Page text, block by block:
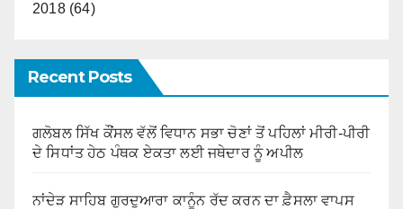
2018 (64)
Recent Posts
ਗਲੋਬਲ ਸਿੱਖ ਕੌਂਸਲ ਵੱਲੋਂ ਵਿਧਾਨ ਸਭਾ ਚੋਣਾਂ ਤੋਂ ਪਹਿਲਾਂ ਮੀਰੀ-ਪੀਰੀ
ਦੇ ਸਿਧਾਂਤ ਹੇਠ ਪੰਥਕ ਏਕਤਾ ਲਈ ਜਥੇਦਾਰ ਨੂੰ ਅਪੀਲ
ਨਾਂਦੇੜ ਸਾਹਿਬ ਗੁਰਦੁਆਰਾ ਕਾਨੂੰਨ ਰੱਦ ਕਰਨ ਦਾ ਫ਼ੈਸਲਾ ਵਾਪਸ